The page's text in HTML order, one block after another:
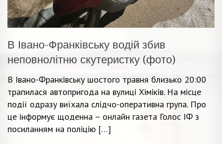
В Івано-Франківську водій збив
неповнолітню скутеристку (фото)
В Івано-Франківську шостого травня близько 20:00
трапилася автопригода на вулиці Хіміків. На місце
події одразу виїхала слідчо-оперативна група. Про
це інформує щоденна – онлайн газета Голос ІФ з
посиланням на поліцію […]